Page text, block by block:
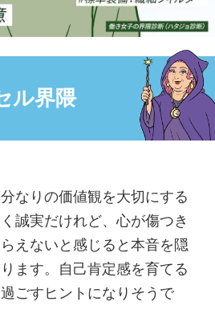
界隈
て界隈
スト界隈
界隈
己犠牲界隈
隈
ち界隈
メンタル界隈
ル界隈
なりの価値観を大切にする
誠実だけれど、心が傷つき
えないと感じると本音を隠
ます。自己肯定感を育てる
ごすヒントになりそうで